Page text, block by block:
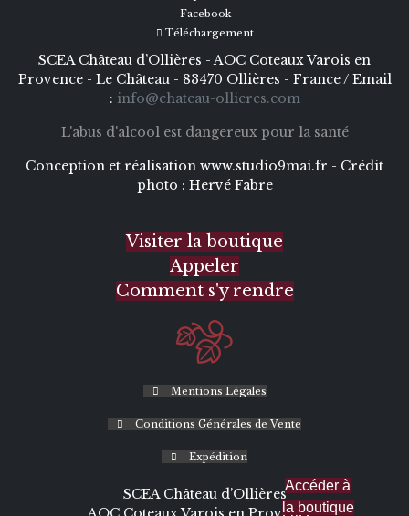
Accéder à
la boutique
Facebook
Téléchargement
SCEA Château d’Ollières - AOC Coteaux Varois en
Provence - Le Château - 83470 Ollières - France / Email
: info@chateau-ollieres.com
L'abus d'alcool est dangereux pour la santé
Conception et réalisation www.studio9mai.fr - Crédit
photo : Hervé Fabre
Visiter la boutique
Appeler
Comment s'y rendre
Mentions Légales
Conditions Générales de Vente
Expédition
SCEA Château d’Ollières